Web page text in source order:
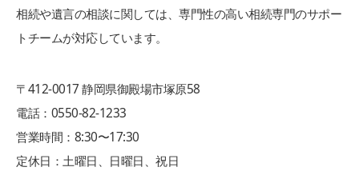
相続や遺言の相談に関しては、専門性の高い相続専門のサポー
トチームが対応しています。
〒412-0017 静岡県御殿場市塚原58
電話：0550-82-1233
営業時間：8:30〜17:30
定休日：土曜日、日曜日、祝日